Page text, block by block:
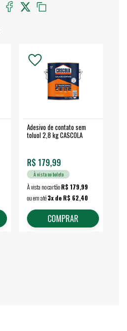
Adesivo de contato sem
toluol 2,8 kg CASCOLA
R$ 179,99
À vista no boleto
À vista no cartãoR$ 179,99
ou em até3x de R$ 62,40
COMPRAR